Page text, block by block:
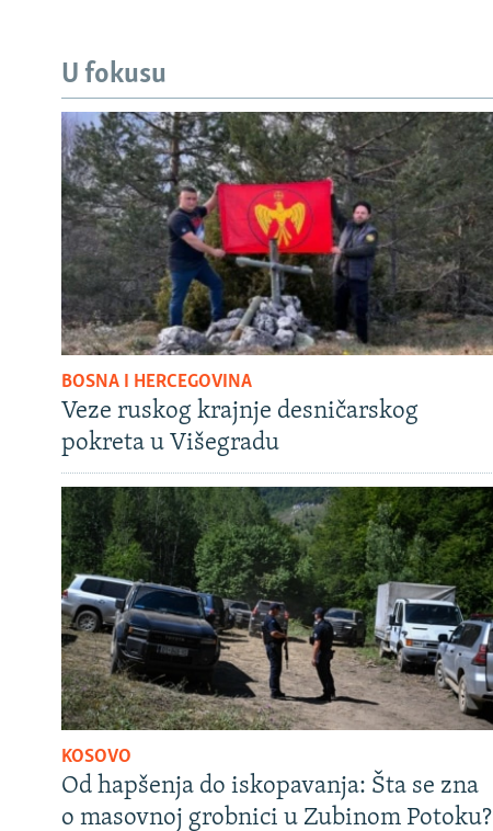
U fokusu
BOSNA I HERCEGOVINA
Veze ruskog krajnje desničarskog
pokreta u Višegradu
KOSOVO
Od hapšenja do iskopavanja: Šta se zna
o masovnoj grobnici u Zubinom Potoku?